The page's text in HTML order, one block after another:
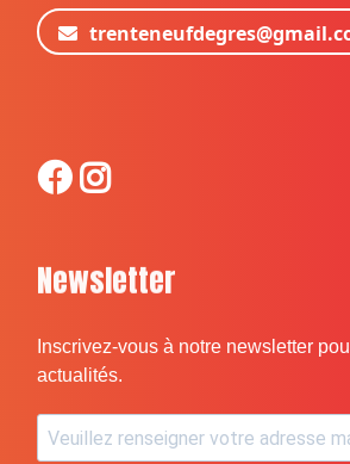
Newsletter
Inscrivez-vous à notre newsletter
actualités.